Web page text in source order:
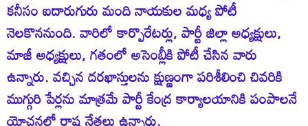
కనీసం ఐదారుగురు మంది నాయకుల మధ్య పోటీ
నెలకొననుంది. వారిలో కార్పొరేటర్లు, పార్టీ జిల్లా అధ్యక్షులు,
మాజీ అధ్యక్షులు, గతంలో అసెంబ్లీకి పోటీ చేసిన వారు
ఉన్నారు. వచ్చిన దరఖాస్తులను క్షుణ్ణంగా పరిశీలించి చివరికి
ముగ్గురి పేర్లను మాత్రమే పార్టీ కేంద్ర కార్యాలయానికి పంపాలనే
యోచనలో రాష్ట్ర నేతలు ఉన్నారు.